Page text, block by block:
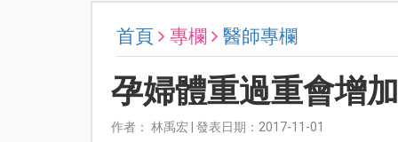
首頁 專欄 醫師專欄
孕婦體重過重會增
作者： 林禹宏 | 發表日期：2017-11-01